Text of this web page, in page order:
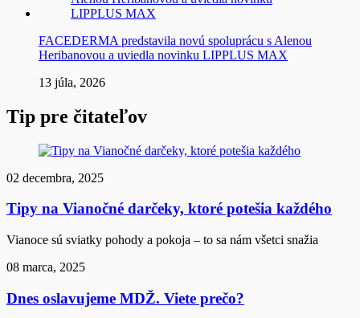
FACEDERMA predstavila novú spoluprácu s Alenou
Heribanovou a uviedla novinku LIPPLUS MAX
13 júla, 2026
Tip pre čitateľov
02 decembra, 2025
Tipy na Vianočné darčeky, ktoré potešia každého
Vianoce sú sviatky pohody a pokoja – to sa nám všetci snažia
08 marca, 2025
Dnes oslavujeme MDŽ. Viete prečo?